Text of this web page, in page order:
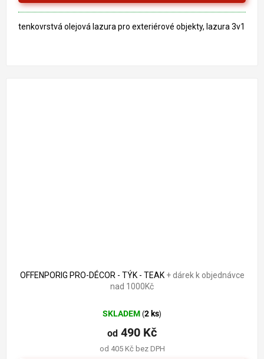
hvězdiček.
tenkovrstvá olejová lazura pro exteriérové objekty, lazura 3v1
OFFENPORIG PRO-DÉCOR - TÝK - TEAK+ dárek k objednávce
nad 1000Kč
SKLADEM (2 ks)
od 405 Kč bez DPH
od 490 Kč